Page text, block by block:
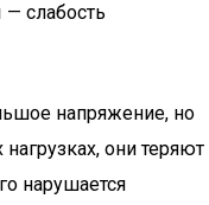
слабость
напряжение, но
они теряют
нарушается